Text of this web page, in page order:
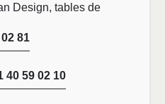
Design, tables de
81
40 59 02 10